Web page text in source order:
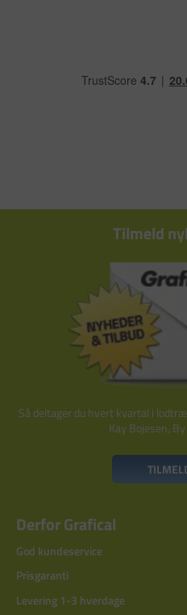
Tilmeld
Så deltager du hvert kvartal i
Kay Bojesen,
Derfor Grafical
God kundeservice
Prisgaranti
Levering 1-3 hverdage